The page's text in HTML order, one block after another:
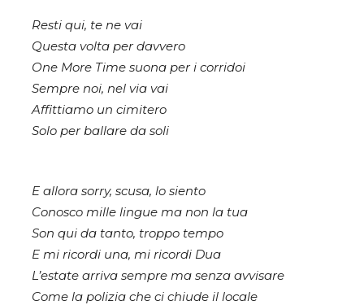
Resti qui, te ne vai
Questa volta per davvero
One More Time suona per i corridoi
Sempre noi, nel via vai
Affittiamo un cimitero
Solo per ballare da soli
E allora sorry, scusa, lo siento
Conosco mille lingue ma non la tua
Son qui da tanto, troppo tempo
E mi ricordi una, mi ricordi Dua
L’estate arriva sempre ma senza avvisare
Come la polizia che ci chiude il locale